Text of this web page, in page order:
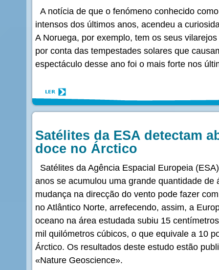
A notícia de que o fenómeno conhecido
intensos dos últimos anos, acendeu a
A Noruega, por exemplo, tem os seus
por conta das tempestades solares que
espectáculo desse ano foi o mais forte nos
Satélites da ESA detectam
doce no Árctico
Satélites da Agência Espacial Europeia
anos se acumulou uma grande quantidade de
mudança na direcção do vento pode fazer
no Atlântico Norte, arrefecendo, assim, a
oceano na área estudada subiu 15
mil quilómetros cúbicos, o que equivale a 10
Árctico. Os resultados deste estudo estão
«Nature Geoscience».